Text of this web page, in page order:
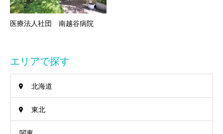
医療法人社団 南越谷病院
エリアで探す
北海道
東北